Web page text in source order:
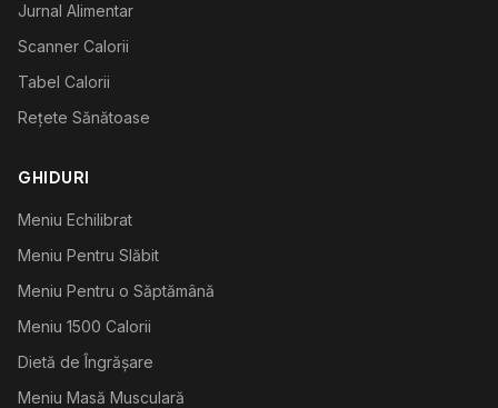
Jurnal Alimentar
Scanner Calorii
Tabel Calorii
Rețete Sănătoase
GHIDURI
Meniu Echilibrat
Meniu Pentru Slăbit
Meniu Pentru o Săptămână
Meniu 1500 Calorii
Dietă de Îngrășare
Meniu Masă Musculară